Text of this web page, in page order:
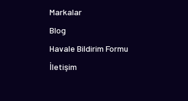
Markalar
Blog
Havale Bildirim Formu
İletişim